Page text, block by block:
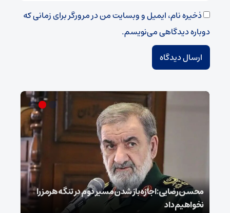
ذخیره نام، ایمیل و وبسایت من در مرورگر برای زمانی که
دوباره دیدگاهی می‌نویسم.
محسن رضایی: اجازه باز شدن مسیر دوم در تنگه هرمز را
نخواهیم داد